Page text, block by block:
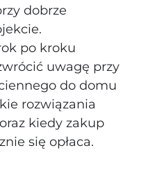
dobrze
po kroku
uwagę przy
do domu
rozwiązania
kiedy zakup
się opłaca.